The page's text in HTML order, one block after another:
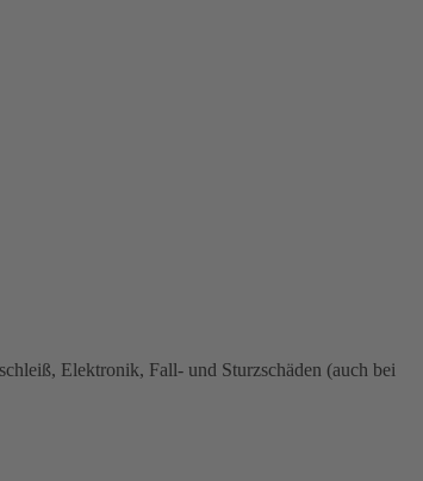
Elektronik, Fall- und Sturzschäden (auch bei